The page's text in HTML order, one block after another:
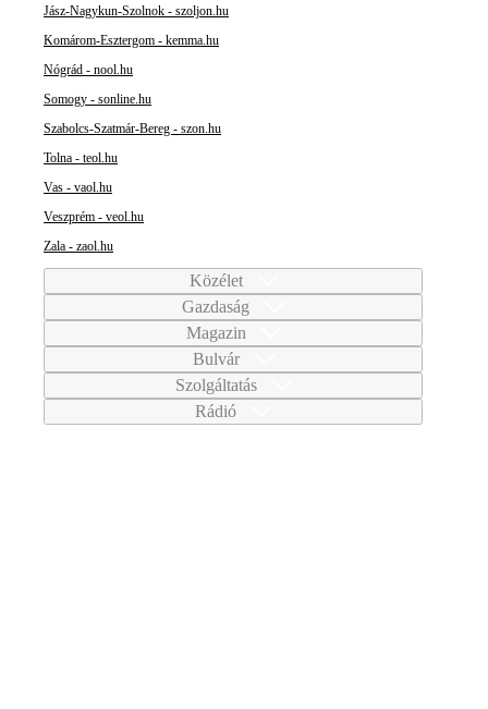
Jász-Nagykun-Szolnok - szoljon.hu
Komárom-Esztergom - kemma.hu
Nógrád - nool.hu
Somogy - sonline.hu
Szabolcs-Szatmár-Bereg - szon.hu
Tolna - teol.hu
Vas - vaol.hu
Veszprém - veol.hu
Zala - zaol.hu
Közélet
Gazdaság
Magazin
Bulvár
Szolgáltatás
Rádió